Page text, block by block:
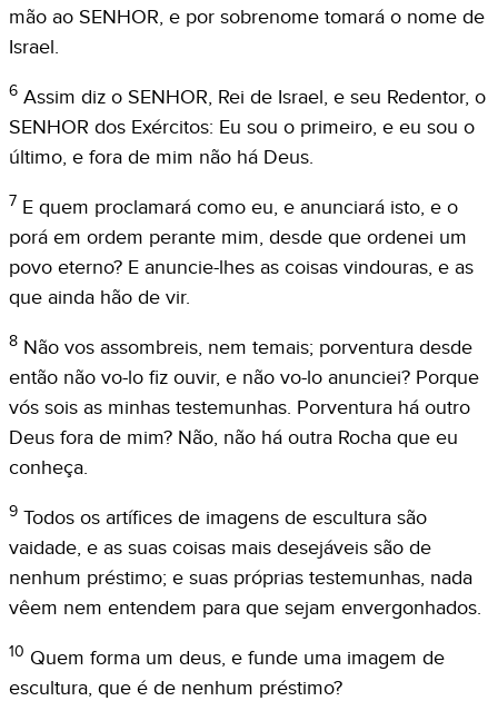
mão ao SENHOR, e por sobrenome tomará o nome de
Israel.
6 Assim diz o SENHOR, Rei de Israel, e seu Redentor, o
SENHOR dos Exércitos: Eu sou o primeiro, e eu sou o
último, e fora de mim não há Deus.
7 E quem proclamará como eu, e anunciará isto, e o
porá em ordem perante mim, desde que ordenei um
povo eterno? E anuncie-lhes as coisas vindouras, e as
que ainda hão de vir.
8 Não vos assombreis, nem temais; porventura desde
então não vo-lo fiz ouvir, e não vo-lo anunciei? Porque
vós sois as minhas testemunhas. Porventura há outro
Deus fora de mim? Não, não há outra Rocha que eu
conheça.
9 Todos os artífices de imagens de escultura são
vaidade, e as suas coisas mais desejáveis são de
nenhum préstimo; e suas próprias testemunhas, nada
vêem nem entendem para que sejam envergonhados.
10 Quem forma um deus, e funde uma imagem de
escultura, que é de nenhum préstimo?